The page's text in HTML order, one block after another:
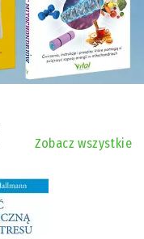
Zobacz wszystkie